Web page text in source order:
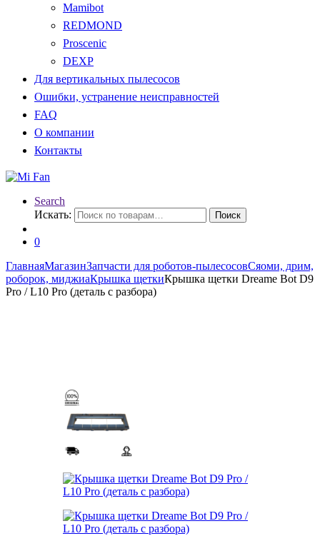
Mamibot
REDMOND
Proscenic
DEXP
Для вертикальных пылесосов
Ошибки, устранение неисправностей
FAQ
О компании
Контакты
Search
Искать:
Поиск
0
ГлавнаяМагазинЗапчасти для роботов-пылесосовСяоми, дрим,
роборок, миджиаКрышка щеткиКрышка щетки Dreame Bot D9
Pro / L10 Pro (деталь с разбора)